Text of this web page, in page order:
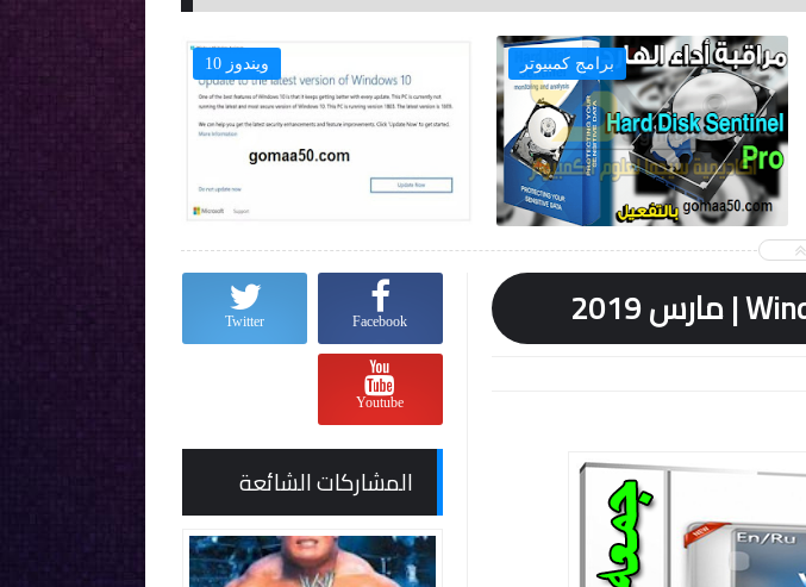
ويندوز 10 برامج كمبيوتر
Facebook
Twitter
Youtube
المشاركات الشائعة